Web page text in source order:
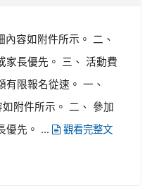
容如附件所示。 二、
家長優先。 三、 活動費
限報名從速。 一、
附件所示。 二、 參加
優先。 ...
觀看完整文